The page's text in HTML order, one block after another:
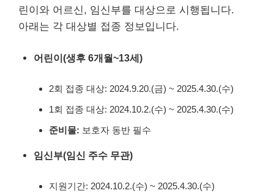
린이와 어르신, 임신부를 대상으로 시행됩니다.
아래는 각 대상별 접종 정보입니다.
어린이(생후 6개월~13세)
2회 접종 대상: 2024.9.20.(금) ~ 2025.4.30.(수)
1회 접종 대상: 2024.10.2.(수) ~ 2025.4.30.(수)
준비물: 보호자 동반 필수
임신부(임신 주수 무관)
지원기간: 2024.10.2.(수) ~ 2025.4.30.(수)